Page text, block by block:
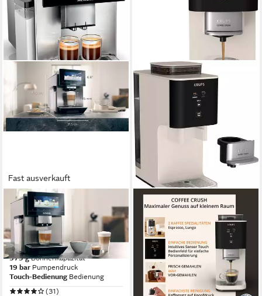
Fast ausverkauft
SIEMENS
Kaffeevollautomat EQ900
TQ905D03, intuitives 6,8"
TFT-Display, Barista-Modus
375 g Bohnenkapazität
19 bar Pumpendruck
Touch-Bedienung Bedienung
(31)
Kaffeevollautomat Coffee
Crush SA4001 für Espresso
& Lungo, platzsparend mit 15
cm Breite
150 g Bohnenkapazität
15 bar Pumpendruck
Touch-Bedienung Bedienung